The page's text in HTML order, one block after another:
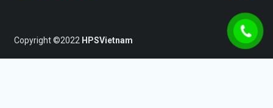
Copyright ©2022 HPSVietnam